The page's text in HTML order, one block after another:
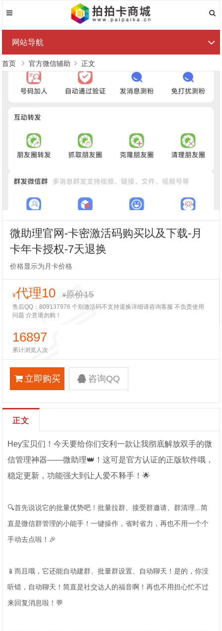
网站导航
首页 官方微信辅助 正文
微助理官网-卡密激活码购买以及下载-月
卡年卡授权-7天退换
价格显示为月卡价格
¥代理10 ¥原价15
售后QQ：809137976 个别激活码不支持退换详细请咨询客服 不负责使用
问题 介意请勿购！
16897
累计浏览人次
立即购买 咨询QQ
正文
Hey宝贝们！今天要给你们安利一款让我彻底解放双手的微
信管理神器——微助理👑！这可是官方认证的正版软件哦，
稳定更新，功能强大到让人爱不释手！🌟
🔍首先说说它的批量优势吧！批量拉群、接受群邀请、群清理...简
直是微信群管理的小能手！一键操作，省时省力，再也不用一个个
手动去点啦！🎉
📱而且哦，它还能自动建群、批量群设置、自动聊天！是的，你没
听错，自动聊天！简直是社交达人的福音啊！再也不用担心忙不过
来回复消息啦！💬